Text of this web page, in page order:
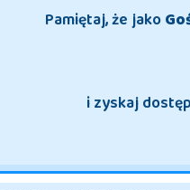
Pamiętaj, że jako
i zyskaj